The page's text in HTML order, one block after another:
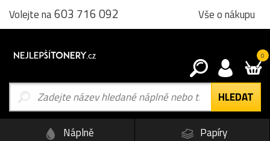
Volejte na603 716 092 Vše o nákupu
0
Náplně
Papíry